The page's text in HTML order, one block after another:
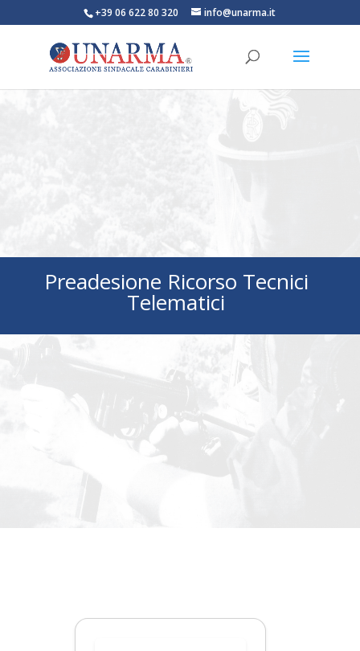
+39 06 622 80 320 info@unarma.it
Preadesione Ricorso Tecnici
Telematici